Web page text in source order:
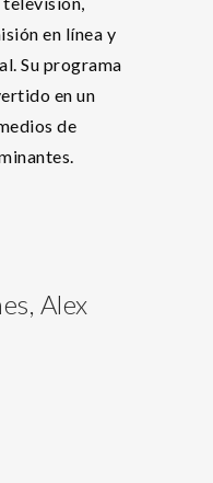
en línea y
Su programa
en un
de
Alex